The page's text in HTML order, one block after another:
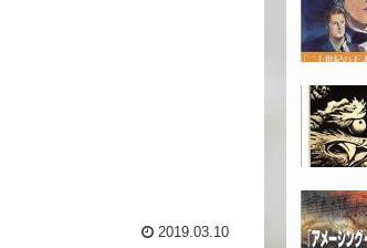
2019.03.10